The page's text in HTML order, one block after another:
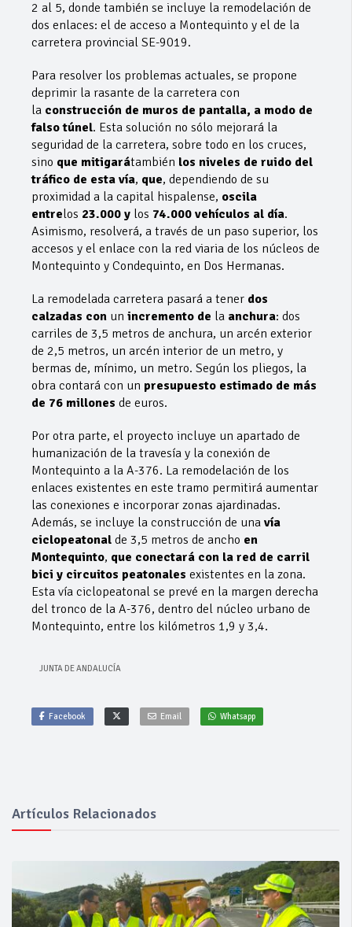
2 al 5, donde también se incluye la remodelación de
dos enlaces: el de acceso a Montequinto y el de la
carretera provincial SE-9019.
Para resolver los problemas actuales, se propone
deprimir la rasante de la carretera con
la construcción de muros de pantalla, a modo de
falso túnel. Esta solución no sólo mejorará la
seguridad de la carretera, sobre todo en los cruces,
sino que mitigarátambién los niveles de ruido del
tráfico de esta vía, que, dependiendo de su
proximidad a la capital hispalense, oscila
entrelos 23.000 y los 74.000 vehículos al día.
Asimismo, resolverá, a través de un paso superior, los
accesos y el enlace con la red viaria de los núcleos de
Montequinto y Condequinto, en Dos Hermanas.
La remodelada carretera pasará a tener dos
calzadas con un incremento de la anchura: dos
carriles de 3,5 metros de anchura, un arcén exterior
de 2,5 metros, un arcén interior de un metro, y
bermas de, mínimo, un metro. Según los pliegos, la
obra contará con un presupuesto estimado de más
de 76 millones de euros.
Por otra parte, el proyecto incluye un apartado de
humanización de la travesía y la conexión de
Montequinto a la A-376. La remodelación de los
enlaces existentes en este tramo permitirá aumentar
las conexiones e incorporar zonas ajardinadas.
Además, se incluye la construcción de una vía
ciclopeatonal de 3,5 metros de ancho en
Montequinto, que conectará con la red de carril
bici y circuitos peatonales existentes en la zona.
Esta vía ciclopeatonal se prevé en la margen derecha
del tronco de la A-376, dentro del núcleo urbano de
Montequinto, entre los kilómetros 1,9 y 3,4.
JUNTA DE ANDALUCÍA
Facebook Email Whatsapp
Artículos Relacionados